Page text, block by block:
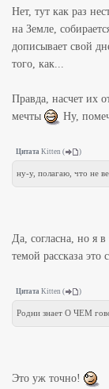
Нет, тут как раз
на Земле,
дописывает свой
того, как...
Правда, насчет их
мечты
Ну,
Цитата Kitten ( )
ну-у, полагаю, что не
Да, согласна, но я в
темой рассказа это
Цитата Kitten ( )
Родни знает О ЧЕМ
Это уж точно!